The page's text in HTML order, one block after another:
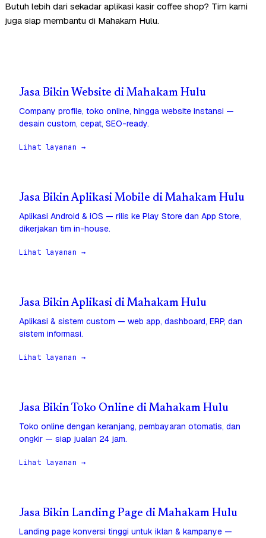
Butuh lebih dari sekadar aplikasi kasir coffee shop? Tim kami
juga siap membantu di Mahakam Hulu.
Jasa Bikin Website di Mahakam Hulu
Company profile, toko online, hingga website instansi —
desain custom, cepat, SEO-ready.
Lihat layanan →
Jasa Bikin Aplikasi Mobile di Mahakam Hulu
Aplikasi Android & iOS — rilis ke Play Store dan App Store,
dikerjakan tim in-house.
Lihat layanan →
Jasa Bikin Aplikasi di Mahakam Hulu
Aplikasi & sistem custom — web app, dashboard, ERP, dan
sistem informasi.
Lihat layanan →
Jasa Bikin Toko Online di Mahakam Hulu
Toko online dengan keranjang, pembayaran otomatis, dan
ongkir — siap jualan 24 jam.
Lihat layanan →
Jasa Bikin Landing Page di Mahakam Hulu
Landing page konversi tinggi untuk iklan & kampanye —